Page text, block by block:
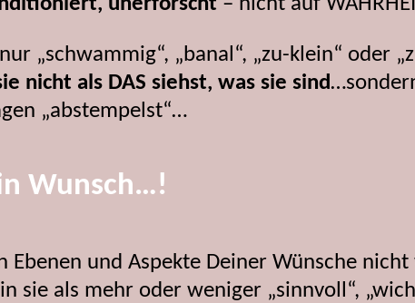
„schwammig“, „banal“, „zu-klein“ oder
nicht als DAS siehst, was sie sind
„abstempelst“…
Wunsch…!
und Aspekte Deiner Wünsche
als mehr oder weniger „sinnvoll“,